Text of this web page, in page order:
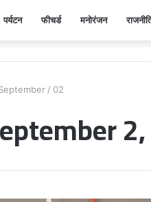
पर्यटन फीचर्ड मनोरंजन
/ 02